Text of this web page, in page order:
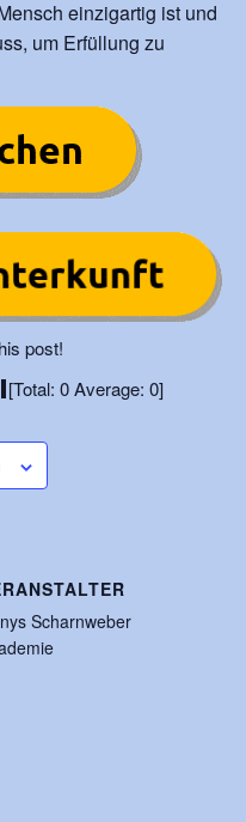
einzigartig ist und
um Erfüllung zu
post!
[Total: 0Average: 0]
Scharnweber